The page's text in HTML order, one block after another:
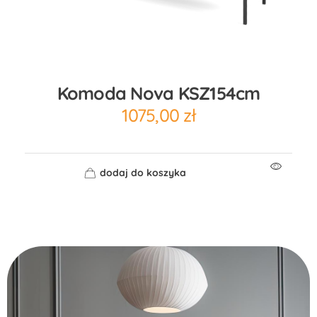
Komoda Nova KSZ154cm
1075,00 zł
dodaj do koszyka